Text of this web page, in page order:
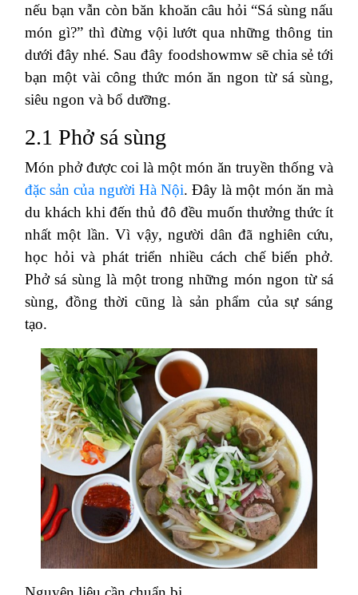
nếu bạn vẫn còn băn khoăn câu hỏi “Sá sùng nấu
món gì?” thì đừng vội lướt qua những thông tin
dưới đây nhé. Sau đây foodshowmw sẽ chia sẻ tới
bạn một vài công thức món ăn ngon từ sá sùng,
siêu ngon và bổ dưỡng.
2.1 Phở sá sùng
Món phở được coi là một món ăn truyền thống và
đặc sản của người Hà Nội. Đây là một món ăn mà
du khách khi đến thủ đô đều muốn thưởng thức ít
nhất một lần. Vì vậy, người dân đã nghiên cứu,
học hỏi và phát triển nhiều cách chế biến phở.
Phở sá sùng là một trong những món ngon từ sá
sùng, đồng thời cũng là sản phẩm của sự sáng
tạo.